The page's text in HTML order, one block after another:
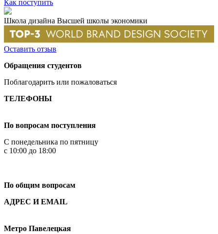
Как поступить
Школа дизайна Высшей школы экономики
Оставить отзыв
Обращения студентов
Поблагодарить или пожаловаться
ТЕЛЕФОНЫ
По вопросам поступления
С понедельника по пятницу
с 10:00 до 18:00
По общим вопросам
АДРЕС И EMAIL
Метро Павелецкая